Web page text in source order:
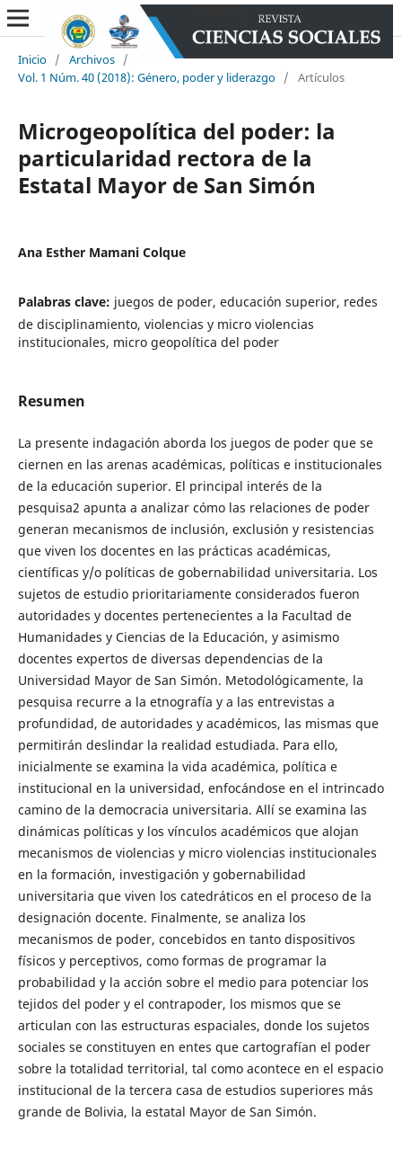
Inicio / Archivos /
Vol. 1 Núm. 40 (2018): Género, poder y liderazgo / Artículos
Microgeopolítica del poder: la
particularidad rectora de la
Estatal Mayor de San Simón
Ana Esther Mamani Colque
Palabras clave: juegos de poder, educación superior, redes
de disciplinamiento, violencias y micro violencias
institucionales, micro geopolítica del poder
Resumen
La presente indagación aborda los juegos de poder que se
ciernen en las arenas académicas, políticas e institucionales
de la educación superior. El principal interés de la
pesquisa2 apunta a analizar cómo las relaciones de poder
generan mecanismos de inclusión, exclusión y resistencias
que viven los docentes en las prácticas académicas,
científicas y/o políticas de gobernabilidad universitaria. Los
sujetos de estudio prioritariamente considerados fueron
autoridades y docentes pertenecientes a la Facultad de
Humanidades y Ciencias de la Educación, y asimismo
docentes expertos de diversas dependencias de la
Universidad Mayor de San Simón. Metodológicamente, la
pesquisa recurre a la etnografía y a las entrevistas a
profundidad, de autoridades y académicos, las mismas que
permitirán deslindar la realidad estudiada. Para ello,
inicialmente se examina la vida académica, política e
institucional en la universidad, enfocándose en el intrincado
camino de la democracia universitaria. Allí se examina las
dinámicas políticas y los vínculos académicos que alojan
mecanismos de violencias y micro violencias institucionales
en la formación, investigación y gobernabilidad
universitaria que viven los catedráticos en el proceso de la
designación docente. Finalmente, se analiza los
mecanismos de poder, concebidos en tanto dispositivos
físicos y perceptivos, como formas de programar la
probabilidad y la acción sobre el medio para potenciar los
tejidos del poder y el contrapoder, los mismos que se
articulan con las estructuras espaciales, donde los sujetos
sociales se constituyen en entes que cartografían el poder
sobre la totalidad territorial, tal como acontece en el espacio
institucional de la tercera casa de estudios superiores más
grande de Bolivia, la estatal Mayor de San Simón.